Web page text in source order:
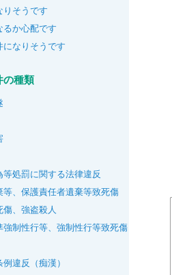
りそうです
るか心配です
になりそうです
の種類
処罰に関する法律違反
等、保護責任者遺棄等致死傷
、強盗殺人
強制性行等、強制性行等致死傷
違反（痴漢）